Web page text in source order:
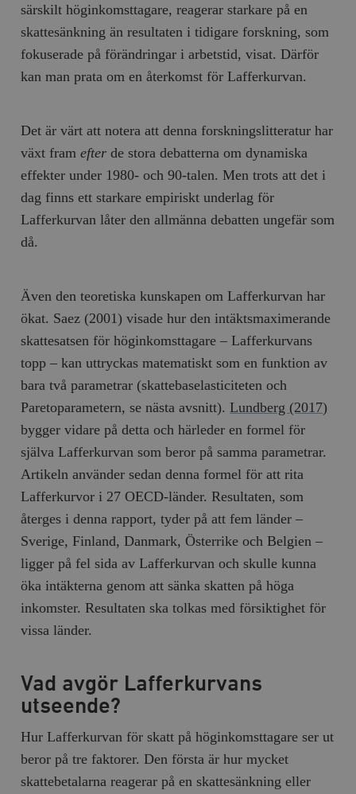
särskilt höginkomsttagare, reagerar starkare på en
skattesänkning än resultaten i tidigare forskning, som
fokuserade på förändringar i arbetstid, visat. Därför
kan man prata om en återkomst för Lafferkurvan.
Det är värt att notera att denna forskningslitteratur har
växt framefter de stora debatterna om dynamiska
effekter under 1980- och 90-talen. Men trots att det i
dag finns ett starkare empiriskt underlag för
Lafferkurvan låter den allmänna debatten ungefär som
då.
Även den teoretiska kunskapen om Lafferkurvan har
ökat. Saez (2001) visade hur den intäktsmaximerande
skattesatsen för höginkomsttagare – Lafferkurvans
topp – kan uttryckas matematiskt som en funktion av
bara två parametrar (skattebaselasticiteten och
Paretoparametern, se nästa avsnitt).Lundberg (2017)
bygger vidare på detta och härleder en formel för
själva Lafferkurvan som beror på samma parametrar.
Artikeln använder sedan denna formel för att rita
Lafferkurvor i 27 OECD-länder. Resultaten, som
återges i denna rapport, tyder på att fem länder –
Sverige, Finland, Danmark, Österrike och Belgien –
ligger på fel sida av Lafferkurvan och skulle kunna
öka intäkterna genom att sänka skatten på höga
inkomster. Resultaten ska tolkas med försiktighet för
vissa länder.
Vad avgör Lafferkurvans
utseende?
Hur Lafferkurvan för skatt på höginkomsttagare ser ut
beror på tre faktorer. Den första är hur mycket
skattebetalarna reagerar på en skattesänkning eller